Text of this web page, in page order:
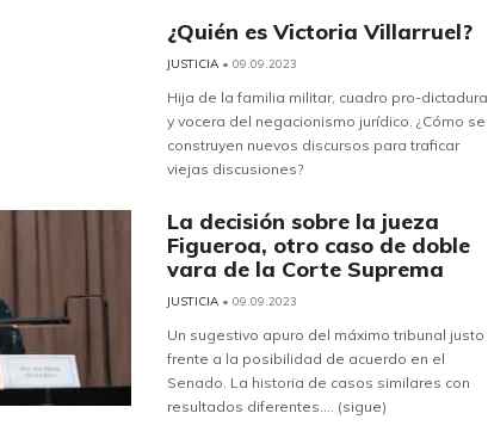
¿Quién es Victoria Villarruel?
JUSTICIA • 09.09.2023
Hija de la familia militar, cuadro pro-dictadura
y vocera del negacionismo jurídico. ¿Cómo se
construyen nuevos discursos para traficar
viejas discusiones?
La decisión sobre la jueza
Figueroa, otro caso de doble
vara de la Corte Suprema
JUSTICIA • 09.09.2023
Un sugestivo apuro del máximo tribunal justo
frente a la posibilidad de acuerdo en el
Senado. La historia de casos similares con
resultados diferentes.... (sigue)